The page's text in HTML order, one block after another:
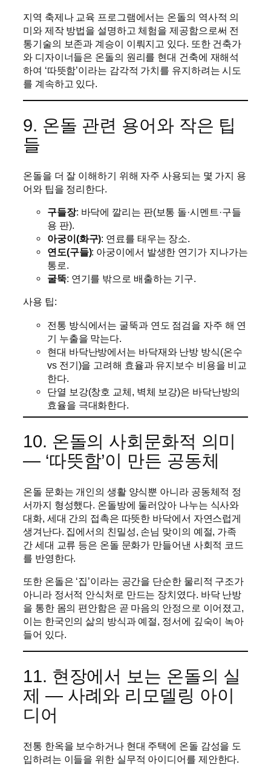
지역 축제나 교육 프로그램에서는 온돌의 역사적 의
미와 제작 방법을 설명하고 체험을 제공함으로써 전
통기술의 보존과 계승이 이뤄지고 있다. 또한 건축가
와 디자이너들은 온돌의 원리를 현대 건축에 재해석
하여 ‘따뜻함’이라는 감각적 가치를 유지하려는 시도
를 계속하고 있다.
9. 온돌 관련 용어와 작은 팁
들
온돌을 더 잘 이해하기 위해 자주 사용되는 몇 가지 용
어와 팁을 정리한다.
구들장: 바닥에 깔리는 판(보통 돌·시멘트·구들
용 판).
아궁이(화구): 연료를 태우는 장소.
연도(구들): 아궁이에서 발생한 연기가 지나가는
통로.
굴뚝: 연기를 밖으로 배출하는 기구.
사용 팁:
전통 방식에서는 굴뚝과 연도 점검을 자주 해 연
기 누출을 막는다.
현대 바닥난방에서는 바닥재와 난방 방식(온수
vs 전기)을 고려해 효율과 유지보수 비용을 비교
한다.
단열 보강(창호 교체, 벽체 보강)은 바닥난방의
효율을 극대화한다.
10. 온돌의 사회문화적 의미
— ‘따뜻함’이 만든 공동체
온돌 문화는 개인의 생활 양식뿐 아니라 공동체적 정
서까지 형성했다. 온돌방에 둘러앉아 나누는 식사와
대화, 세대 간의 접촉은 따뜻한 바닥에서 자연스럽게
생겨난다. 집에서의 친밀성, 손님 맞이의 예절, 가족
간 세대 교류 등은 온돌 문화가 만들어낸 사회적 코드
를 반영한다.
또한 온돌은 ‘집’이라는 공간을 단순한 물리적 구조가
아니라 정서적 안식처로 만드는 장치였다. 바닥 난방
을 통한 몸의 편안함은 곧 마음의 안정으로 이어졌고,
이는 한국인의 삶의 방식과 예절, 정서에 깊숙이 녹아
들어 있다.
11. 현장에서 보는 온돌의 실
제 — 사례와 리모델링 아이
디어
전통 한옥을 보수하거나 현대 주택에 온돌 감성을 도
입하려는 이들을 위한 실무적 아이디어를 제안한다.